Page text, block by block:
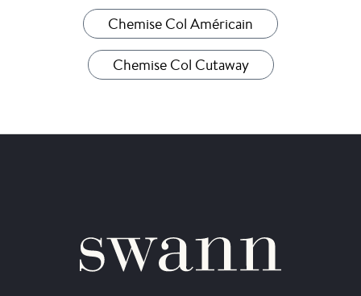
Chemise Col Américain
Chemise Col Cutaway